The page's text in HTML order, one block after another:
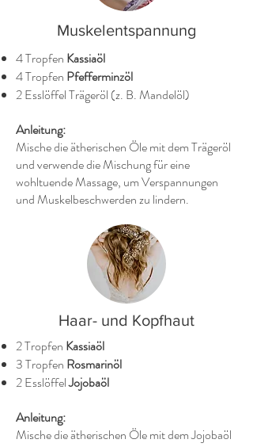
Muskelentspannung
4 Tropfen Kassiaöl
4 Tropfen Pfefferminzöl
2 Esslöffel Trägeröl (z. B. Mandelöl)
Anleitung:
Mische die ätherischen Öle mit dem Trägeröl
und verwende die Mischung für eine
wohltuende Massage, um Verspannungen
und Muskelbeschwerden zu lindern.
Haar- und Kopfhaut
2 Tropfen Kassiaöl
3 Tropfen Rosmarinöl
2 EsslöffelJojobaöl
Anleitung:
Mische die ätherischen Öle mit dem Jojobaöl